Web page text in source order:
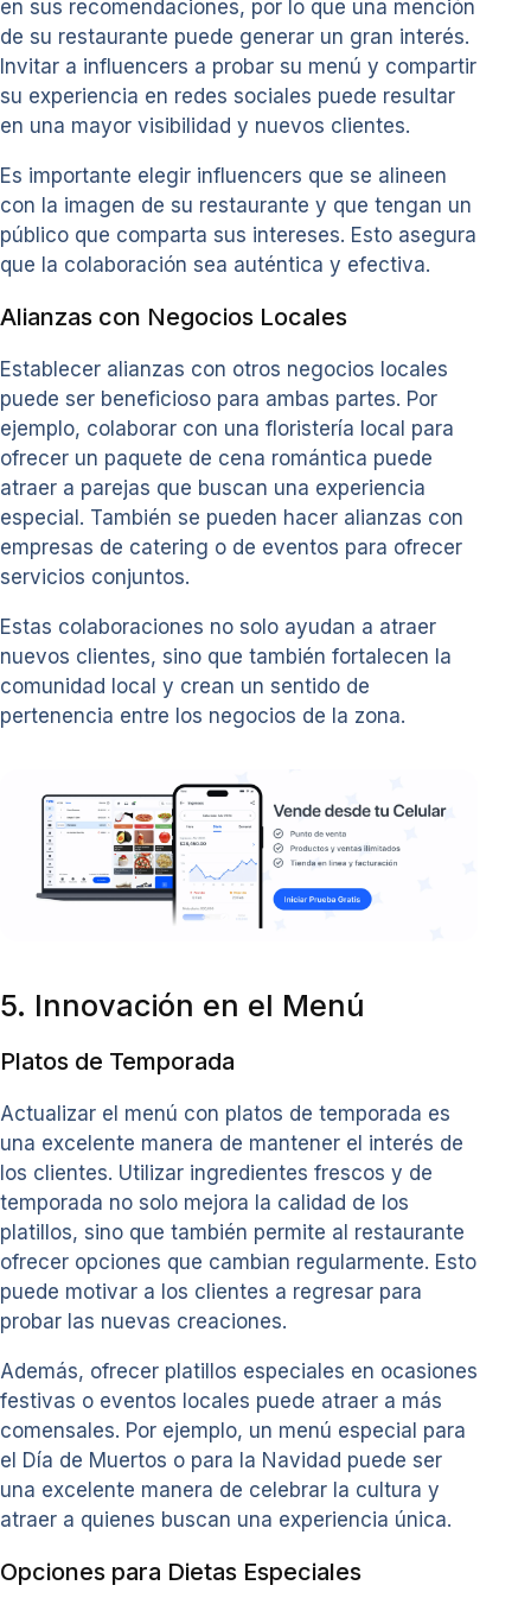
en sus recomendaciones, por lo que una mención
de su restaurante puede generar un gran interés.
Invitar a influencers a probar su menú y compartir
su experiencia en redes sociales puede resultar
en una mayor visibilidad y nuevos clientes.
Es importante elegir influencers que se alineen
con la imagen de su restaurante y que tengan un
público que comparta sus intereses. Esto asegura
que la colaboración sea auténtica y efectiva.
Alianzas con Negocios Locales
Establecer alianzas con otros negocios locales
puede ser beneficioso para ambas partes. Por
ejemplo, colaborar con una floristería local para
ofrecer un paquete de cena romántica puede
atraer a parejas que buscan una experiencia
especial. También se pueden hacer alianzas con
empresas de catering o de eventos para ofrecer
servicios conjuntos.
Estas colaboraciones no solo ayudan a atraer
nuevos clientes, sino que también fortalecen la
comunidad local y crean un sentido de
pertenencia entre los negocios de la zona.
5. Innovación en el Menú
Platos de Temporada
Actualizar el menú con platos de temporada es
una excelente manera de mantener el interés de
los clientes. Utilizar ingredientes frescos y de
temporada no solo mejora la calidad de los
platillos, sino que también permite al restaurante
ofrecer opciones que cambian regularmente. Esto
puede motivar a los clientes a regresar para
probar las nuevas creaciones.
Además, ofrecer platillos especiales en ocasiones
festivas o eventos locales puede atraer a más
comensales. Por ejemplo, un menú especial para
el Día de Muertos o para la Navidad puede ser
una excelente manera de celebrar la cultura y
atraer a quienes buscan una experiencia única.
Opciones para Dietas Especiales